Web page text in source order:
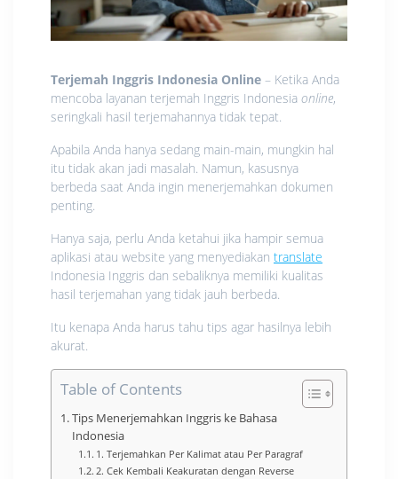
Terjemah Inggris Indonesia Online – Ketika Anda
mencoba layanan terjemah Inggris Indonesia online,
seringkali hasil terjemahannya tidak tepat.
Apabila Anda hanya sedang main-main, mungkin hal
itu tidak akan jadi masalah. Namun, kasusnya
berbeda saat Anda ingin menerjemahkan dokumen
penting.
Hanya saja, perlu Anda ketahui jika hampir semua
aplikasi atau website yang menyediakan translate
Indonesia Inggris dan sebaliknya memiliki kualitas
hasil terjemahan yang tidak jauh berbeda.
Itu kenapa Anda harus tahu tips agar hasilnya lebih
akurat.
Table of Contents
Tips Menerjemahkan Inggris ke Bahasa
Indonesia
1. Terjemahkan Per Kalimat atau Per Paragraf
2. Cek Kembali Keakuratan dengan Reverse